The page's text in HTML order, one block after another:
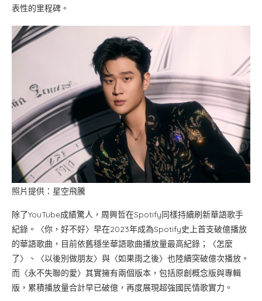
表性的里程碑。
照片提供：星空飛騰
除了YouTube成績驚人，周興哲在Spotify同樣持續刷新華語歌手
紀錄。〈你，好不好〉早在2023年成為Spotify史上首支破億播放
的華語歌曲，目前依舊穩坐華語歌曲播放量最高紀錄；〈怎麼
了〉、〈以後別做朋友〉與〈如果雨之後〉也陸續突破億次播放。
而〈永不失聯的愛〉其實擁有兩個版本，包括原創概念版與專輯
版，累積播放量合計早已破億，再度展現超強國民情歌實力。